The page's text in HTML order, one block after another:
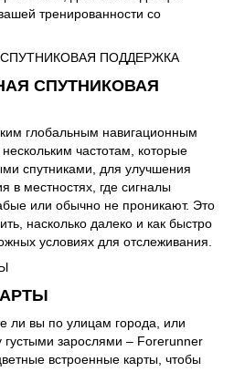
тренированности со
СПУТНИКОВАЯ
глобальным навигационным
частотам, которые
спутниками, для улучшения
в местностях, где сигналы
или обычно не проникают. Это
насколько далеко и как быстро
условиях для отслеживания.
ли вы по улицам города, или
зарослями – Forerunner
встроенные карты, чтобы